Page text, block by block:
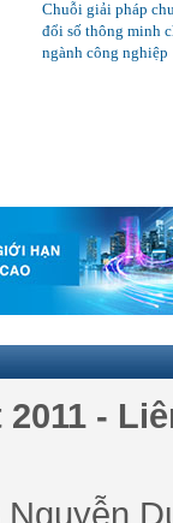
Chuỗi giải pháp
đổi số thông minh
ngành công nghiệp
-